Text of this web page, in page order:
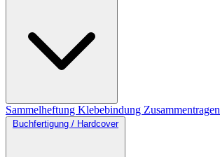
Sammelheftung Klebebindung Zusammentragen
Buchfertigung / Hardcover